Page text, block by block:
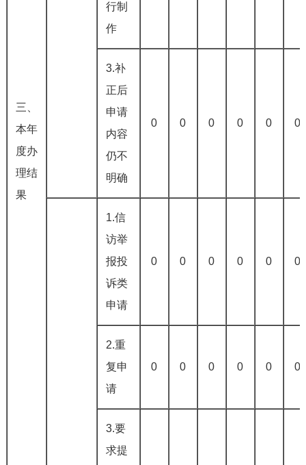
三、
本年
度办
理结
果
行制
作
3.补
正后
申请
内容
仍不
明确
0 0 0 0 0 0
1.信
访举
报投
诉类
申请
0 0 0 0 0 0
2.重
复申
请
0 0 0 0 0 0
3.要
求提